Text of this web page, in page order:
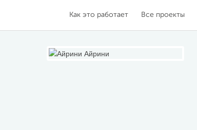
Как это работает Все проекты